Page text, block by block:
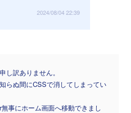
2024/08/04 22:39
し訳ありません。
らぬ間にCSSで消してしまってい
事にホーム画面へ移動できまし